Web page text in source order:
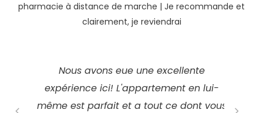
pharmacie à distance de marche | Je recommande et
clairement, je reviendrai
Nous avons eue une excellente
expérience ici! L'appartement en lui-
même est parfait et a tout ce dont vous